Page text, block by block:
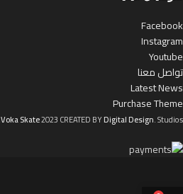
Facebook
Instagram
Youtube
تواصل معنا
Latest News
Purchase Theme
Voka Skate2023 CREATED BYDigital Design. Studios.